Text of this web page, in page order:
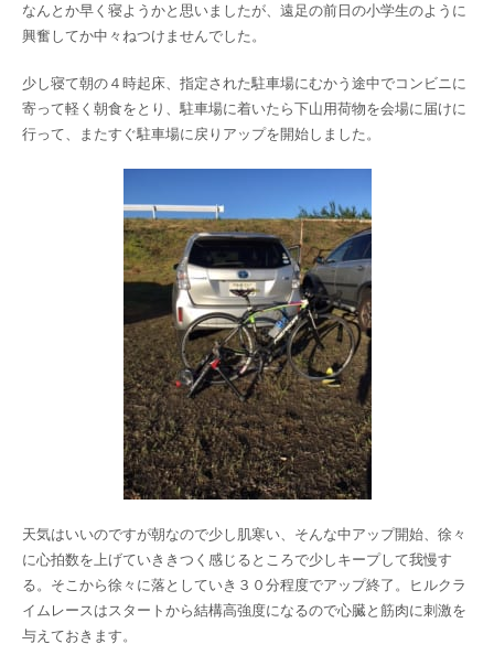
なんとか早く寝ようかと思いましたが、遠足の前日の小学生のように
興奮してか中々ねつけませんでした。
少し寝て朝の４時起床、指定された駐車場にむかう途中でコンビニに
寄って軽く朝食をとり、駐車場に着いたら下山用荷物を会場に届けに
行って、またすぐ駐車場に戻りアップを開始しました。
天気はいいのですが朝なので少し肌寒い、そんな中アップ開始、徐々
に心拍数を上げていききつく感じるところで少しキープして我慢す
る。そこから徐々に落としていき３０分程度でアップ終了。ヒルクラ
イムレースはスタートから結構高強度になるので心臓と筋肉に刺激を
与えておきます。